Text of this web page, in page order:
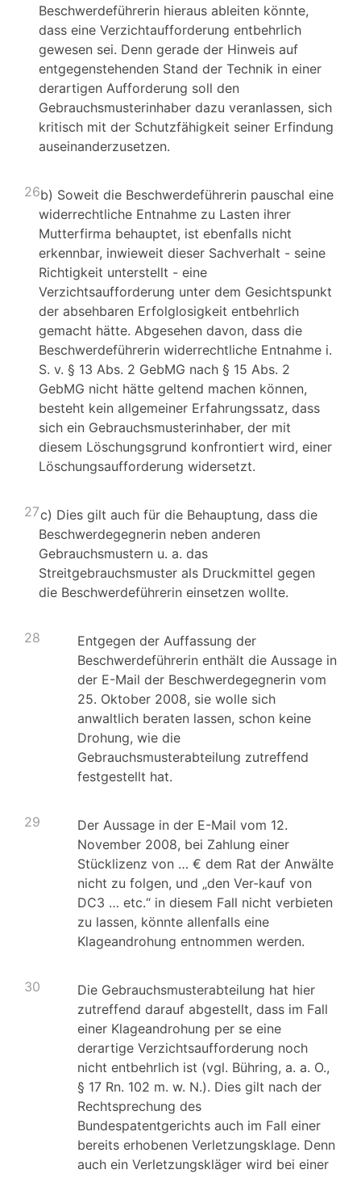
Beschwerdeführerin hieraus ableiten könnte,
dass eine Verzichtaufforderung entbehrlich
gewesen sei. Denn gerade der Hinweis auf
entgegenstehenden Stand der Technik in einer
derartigen Aufforderung soll den
Gebrauchsmusterinhaber dazu veranlassen, sich
kritisch mit der Schutzfähigkeit seiner Erfindung
auseinanderzusetzen.
26b) Soweit die Beschwerdeführerin pauschal eine
widerrechtliche Entnahme zu Lasten ihrer
Mutterfirma behauptet, ist ebenfalls nicht
erkennbar, inwieweit dieser Sachverhalt - seine
Richtigkeit unterstellt - eine
Verzichtsaufforderung unter dem Gesichtspunkt
der absehbaren Erfolglosigkeit entbehrlich
gemacht hätte. Abgesehen davon, dass die
Beschwerdeführerin widerrechtliche Entnahme i.
S. v. § 13 Abs. 2 GebMG nach § 15 Abs. 2
GebMG nicht hätte geltend machen können,
besteht kein allgemeiner Erfahrungssatz, dass
sich ein Gebrauchsmusterinhaber, der mit
diesem Löschungsgrund konfrontiert wird, einer
Löschungsaufforderung widersetzt.
27c) Dies gilt auch für die Behauptung, dass die
Beschwerdegegnerin neben anderen
Gebrauchsmustern u. a. das
Streitgebrauchsmuster als Druckmittel gegen
die Beschwerdeführerin einsetzen wollte.
28
Entgegen der Auffassung der
Beschwerdeführerin enthält die Aussage in
der E-Mail der Beschwerdegegnerin vom
25. Oktober 2008, sie wolle sich
anwaltlich beraten lassen, schon keine
Drohung, wie die
Gebrauchsmusterabteilung zutreffend
festgestellt hat.
29
Der Aussage in der E-Mail vom 12.
November 2008, bei Zahlung einer
Stücklizenz von … € dem Rat der Anwälte
nicht zu folgen, und „den Ver-kauf von
DC3 … etc.“ in diesem Fall nicht verbieten
zu lassen, könnte allenfalls eine
Klageandrohung entnommen werden.
30
Die Gebrauchsmusterabteilung hat hier
zutreffend darauf abgestellt, dass im Fall
einer Klageandrohung per se eine
derartige Verzichtsaufforderung noch
nicht entbehrlich ist (vgl. Bühring, a. a. O.,
§ 17 Rn. 102 m. w. N.). Dies gilt nach der
Rechtsprechung des
Bundespatentgerichts auch im Fall einer
bereits erhobenen Verletzungsklage. Denn
auch ein Verletzungskläger wird bei einer